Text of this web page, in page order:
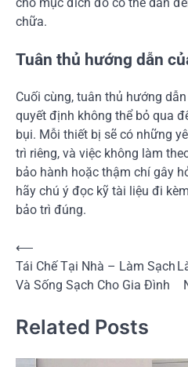
chữa.
Tuân thủ hướng dẫn
Cuối cùng, tuân thủ hướng
quyết định không thể bỏ qua
bụi. Mỗi thiết bị sẽ có những
trì riêng, và việc không làm
bảo hành hoặc thậm chí gây
hãy chú ý đọc kỹ tài liệu đi
bảo trì đúng.
Điều
hướng
viết
⟵
Tái Chế Tại Nhà – Làm Sạch
Và Sống Sạch Cho Gia Đình
Related Posts